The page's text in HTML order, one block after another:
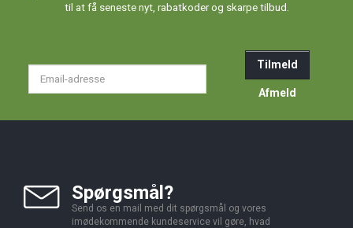
til at få seneste nyt, rabatkoder og skarpe tilbud.
Tilmeld
Afmeld
Spørgsmål?
Send os en mail med dit spørgsmål og vores
imødekommende kundeservice vil gøre, hvad